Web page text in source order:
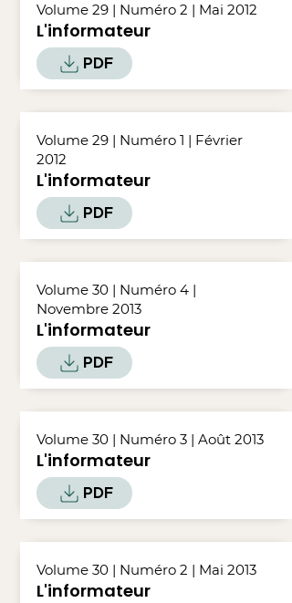
Volume 29 | Numéro 2 | Mai 2012
L'informateur
PDF
Volume 29 | Numéro 1 | Février
2012
L'informateur
PDF
Volume 30 | Numéro 4 |
Novembre 2013
L'informateur
PDF
Volume 30 | Numéro 3 | Août 2013
L'informateur
PDF
Volume 30 | Numéro 2 | Mai 2013
L'informateur